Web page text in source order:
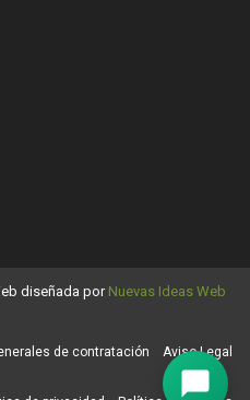
diseñada por Nuevas Ideas Web
de contratación Aviso Legal